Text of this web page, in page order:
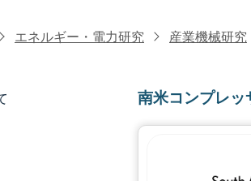
エネルギー・電力研究 産業機械研究
ショット
南米コンプレ